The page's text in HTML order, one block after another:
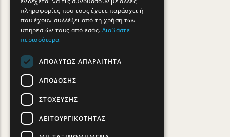
TURKISH
πληροφορίες που τους έχετε παράσχει ή
που έχουν συλλέξει από τη χρήση των
υπηρεσιών τους από εσάς. Διαβάστε
περισσότερα
ΑΠΟΛΎΤΩΣ ΑΠΑΡΑΊΤΗΤΑ
ΑΠΌΔΟΣΗΣ
ΣΤΌΧΕΥΣΗΣ
ΛΕΙΤΟΥΡΓΙΚΌΤΗΤΑΣ